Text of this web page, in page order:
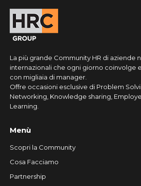
La più grande Community HR di aziende
internazionali che ogni giorno coinvolge
con migliaia di manager.
Offre occasioni esclusive di Problem
Networking, Knowledge sharing,
Learning.
Menù
Scopri la Community
Cosa Facciamo
Partnership